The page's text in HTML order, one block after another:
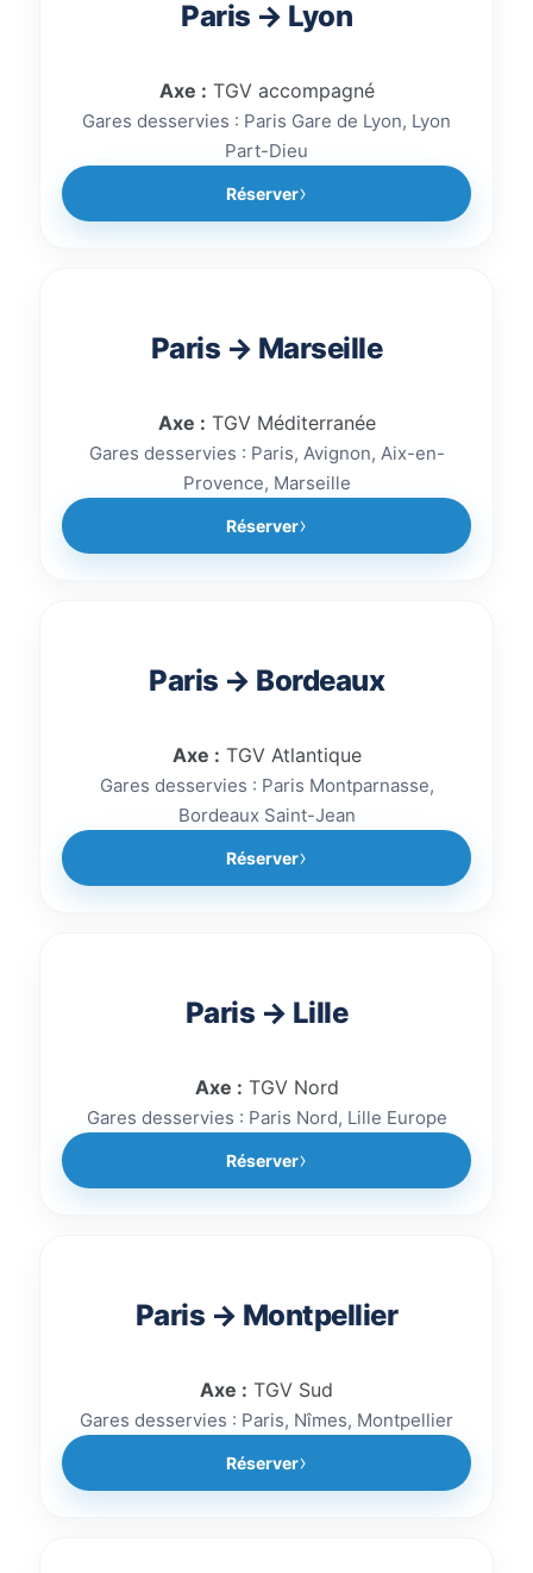
Paris → Lyon
Axe : TGV accompagné
Gares desservies : Paris Gare de Lyon, Lyon
Part-Dieu
Réserver
Paris → Marseille
Axe : TGV Méditerranée
Gares desservies : Paris, Avignon, Aix-en-
Provence, Marseille
Réserver
Paris → Bordeaux
Axe : TGV Atlantique
Gares desservies : Paris Montparnasse,
Bordeaux Saint-Jean
Réserver
Paris → Lille
Axe : TGV Nord
Gares desservies : Paris Nord, Lille Europe
Réserver
Paris → Montpellier
Axe : TGV Sud
Gares desservies : Paris, Nîmes, Montpellier
Réserver